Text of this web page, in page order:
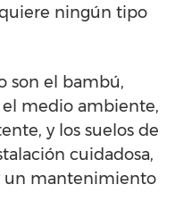
ningún tipo
son el bambú,
el medio ambiente,
y los suelos de
cuidadosa,
un mantenimiento